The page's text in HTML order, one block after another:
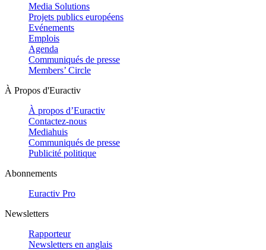
Media Solutions
Projets publics européens
Evénements
Emplois
Agenda
Communiqués de presse
Members’ Circle
À Propos d'Euractiv
À propos d’Euractiv
Contactez-nous
Mediahuis
Communiqués de presse
Publicité politique
Abonnements
Euractiv Pro
Newsletters
Rapporteur
Newsletters en anglais